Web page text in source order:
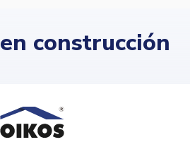
en construcción